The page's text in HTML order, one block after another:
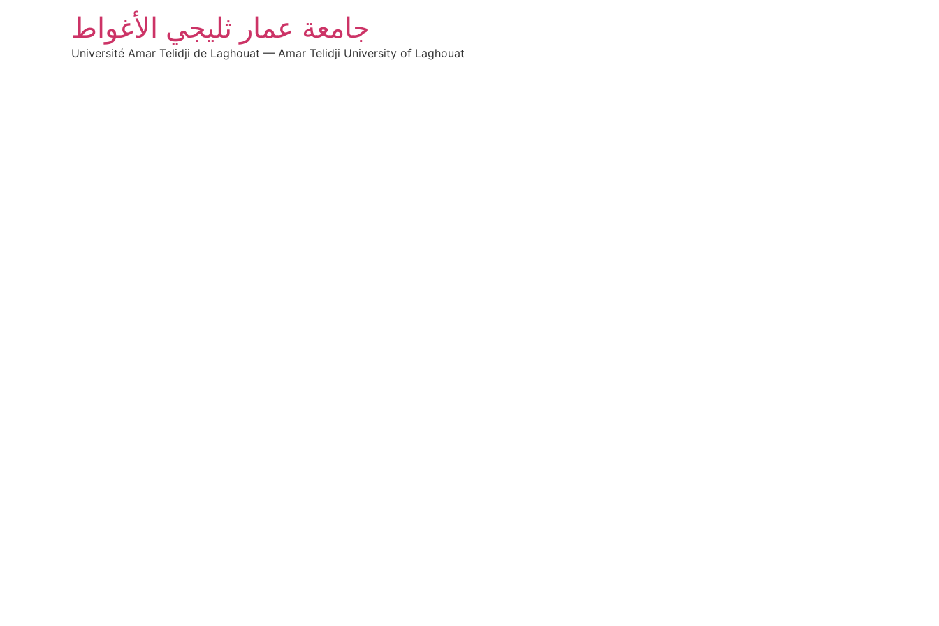
جامعة عمار ثليجي الأغواط
Université Amar Telidji de Laghouat — Amar Telidji University of Laghouat